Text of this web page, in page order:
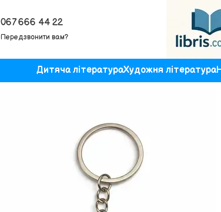
067 666 44 22
Передзвонити вам?
Дитяча літератураХудожня література